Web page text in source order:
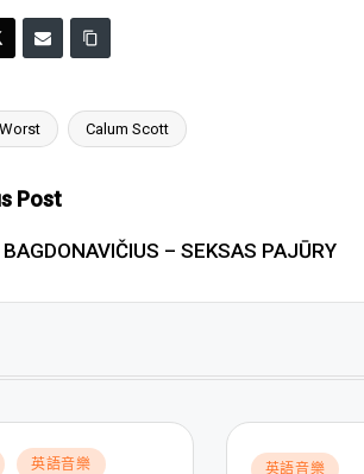
Calum Scott
Post
– SEKSAS PAJŪRY
英語音樂
Posted
英語音樂